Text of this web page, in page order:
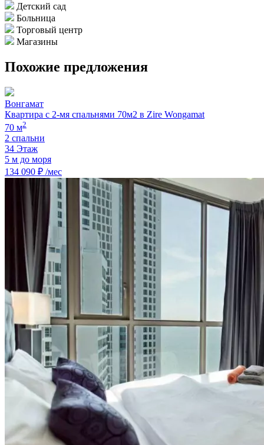
Детский сад
Больница
Торговый центр
Магазины
Похожие предложения
Вонгамат
Квартира с 2-мя спальнями 70м2 в Zire Wongamat
70 м2
2 спальни
34 Этаж
5 м до моря
134 090 ₽ /мес